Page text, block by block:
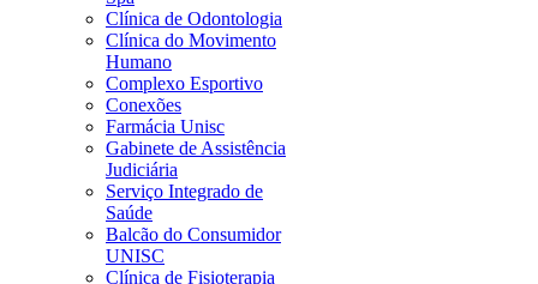
Clínica de Odontologia
Clínica do Movimento
Humano
Complexo Esportivo
Conexões
Farmácia Unisc
Gabinete de Assistência
Judiciária
Serviço Integrado de
Saúde
Balcão do Consumidor
UNISC
Clínica de Fisioterapia